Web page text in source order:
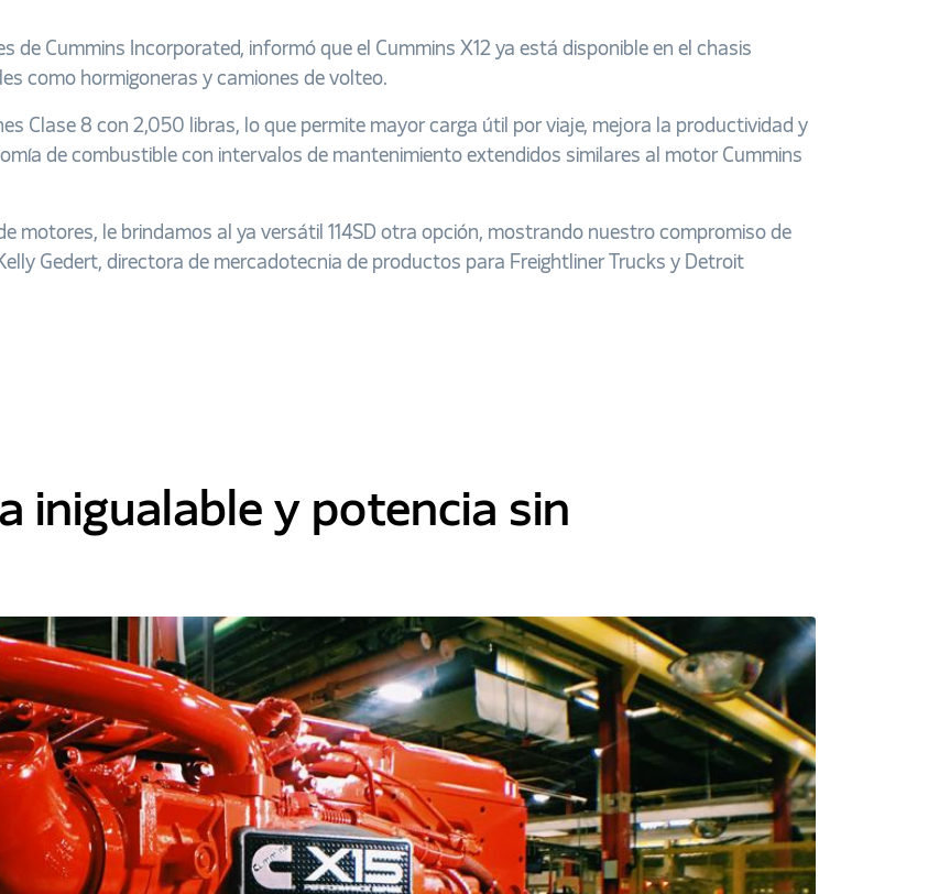
de Cummins Incorporated, informó que el Cummins X12 ya está disponible en el chasis
como hormigoneras y camiones de volteo.
Clase 8 con 2,050 libras, lo que permite mayor carga útil por viaje, mejora la productividad y
de combustible con intervalos de mantenimiento extendidos similares al motor Cummins
motores, le brindamos al ya versátil 114SD otra opción, mostrando nuestro compromiso de
Gedert, directora de mercadotecnia de productos para Freightliner Trucks y Detroit
inigualable y potencia sin